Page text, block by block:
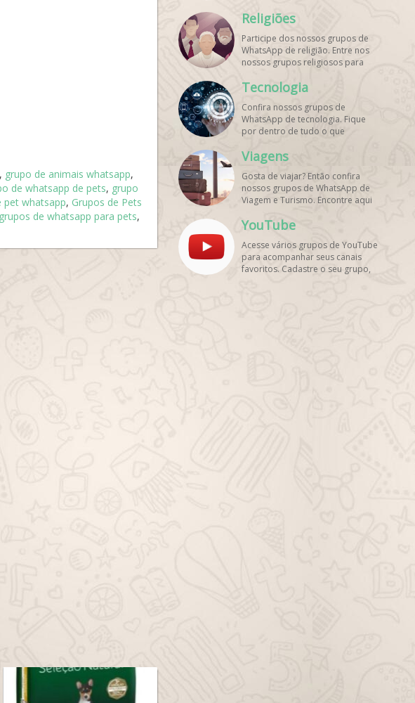
, grupo de animais whatsapp,
de whatsapp de pets, grupo
pet whatsapp, Grupos de Pets
grupos de whatsapp para pets,
mais grupos de WhatsApp é de
graça!
Religiões
Participe dos nossos grupos de
WhatsApp de religião. Entre nos
nossos grupos religiosos para
só fé! Entre agora!
Tecnologia
Confira nossos grupos de
WhatsApp de tecnologia. Fique
por dentro de tudo o que
Aqui tem os grupos de WhatsApp
é de graça!
Viagens
Gosta de viajar? Então confira
nossos grupos de WhatsApp de
Viagem e Turismo. Encontre aqui
é de graça! Compartilhe com os
YouTube
Acesse vários grupos de YouTube
para acompanhar seus canais
favoritos. Cadastre o seu grupo,